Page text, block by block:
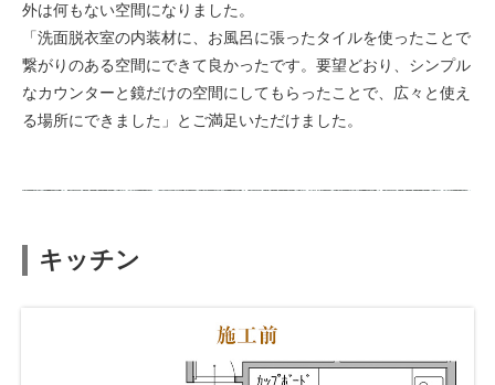
外は何もない空間になりました。
「洗面脱衣室の内装材に、お風呂に張ったタイルを使ったことで
繋がりのある空間にできて良かったです。要望どおり、シンプル
なカウンターと鏡だけの空間にしてもらったことで、広々と使え
る場所にできました」とご満足いただけました。
キッチン